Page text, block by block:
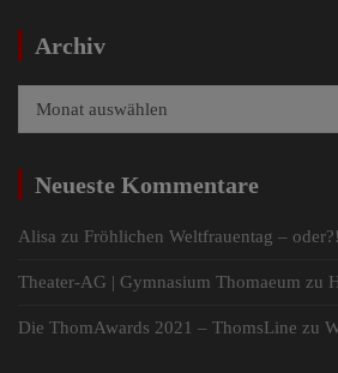
Archiv
Neueste Kommentare
Alisa zu Fröhlichen Weltfrauentag – oder?!
Theater-AG | Gymnasium Thomaeum zu
Die ThomAwards 2021 – ThomsLine zu